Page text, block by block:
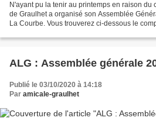
N'ayant pu la tenir au printemps en raison du
de Graulhet a organisé son Assemblée
La Courbe. Vous trouverez ci-dessous le compte rendu : -
ALG : Assemblée générale
Publié le 03/10/2020 à 14:18
Par amicale-graulhet